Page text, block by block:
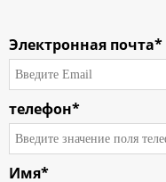
Электронная почта*
телефон*
Имя*